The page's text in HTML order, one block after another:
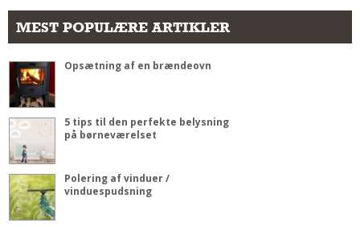
MEST POPULÆRE ARTIKLER
Opsætning af en brændeovn
5 tips til den perfekte belysning
på børneværelset
Polering af vinduer /
vinduespudsning